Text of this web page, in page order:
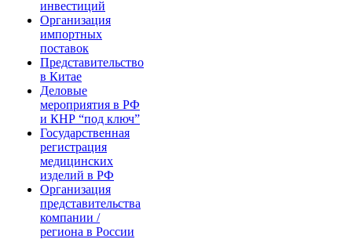
инвестиций
Организация
импортных
поставок
Представительство
в Китае
Деловые
мероприятия в РФ
и КНР “под ключ”
Государственная
регистрация
медицинских
изделий в РФ
Организация
представительства
компании /
региона в России